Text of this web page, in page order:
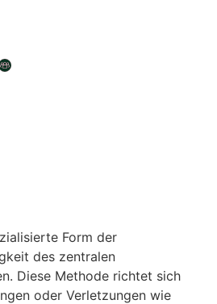
Form der
des zentralen
Diese Methode richtet sich
oder Verletzungen wie